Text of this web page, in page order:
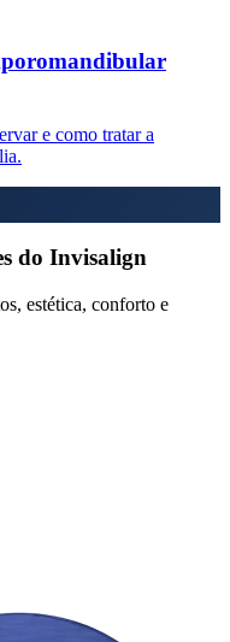
e como tratar a
do Invisalign
estética, conforto e